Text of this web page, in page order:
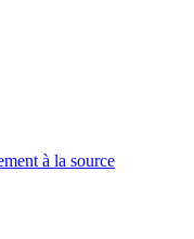
à la source